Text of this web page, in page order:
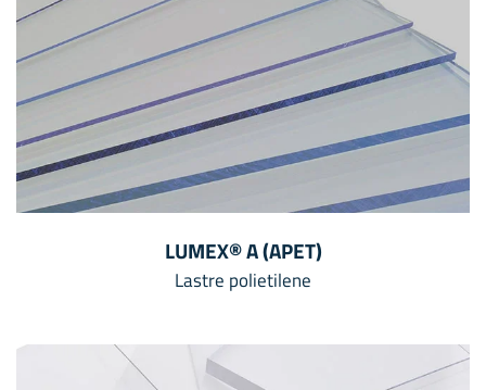
LUMEX® A (APET)
Lastre polietilene